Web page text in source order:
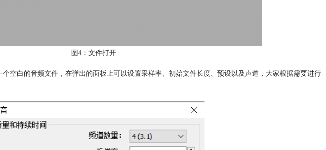
图4：文件打开
空白的音频文件，在弹出的面板上可以设置采样率、初始文件长度、预设以及声道，大家根据需要进行